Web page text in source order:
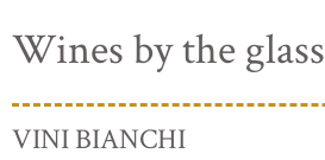
Wines by the glass
VINI BIANCHI